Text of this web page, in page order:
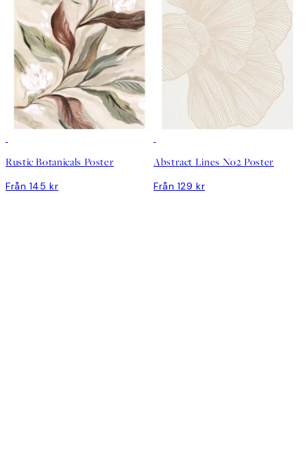
Rustic Botanicals Poster
Från 145 kr
Abstract Lines No2 Poster
Från 129 kr